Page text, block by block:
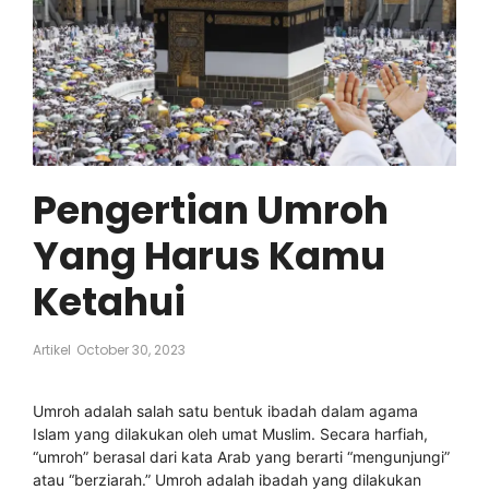
Pengertian Umroh
Yang Harus Kamu
Ketahui
Artikel October 30, 2023
Umroh adalah salah satu bentuk ibadah dalam agama
Islam yang dilakukan oleh umat Muslim. Secara harfiah,
“umroh” berasal dari kata Arab yang berarti “mengunjungi”
atau “berziarah.” Umroh adalah ibadah yang dilakukan